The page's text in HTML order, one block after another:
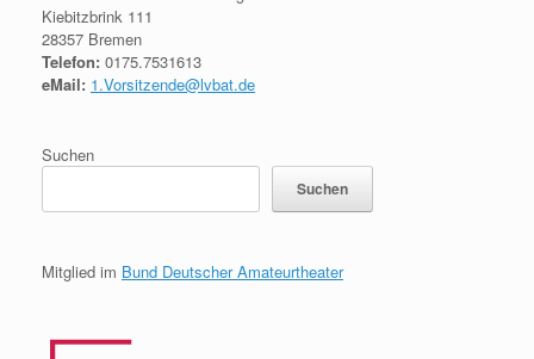
Kiebitzbrink 111
28357 Bremen
Telefon: 0175.7531613
eMail: 1.Vorsitzende@lvbat.de
Suchen
Suchen
Mitglied im Bund Deutscher Amateurtheater